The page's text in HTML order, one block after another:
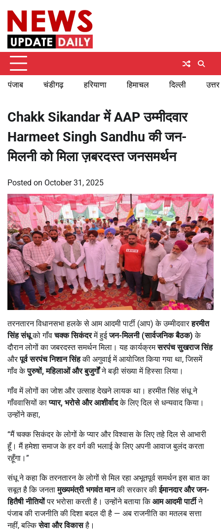
content
पंजाब चंडीगढ़ हरियाणा हिमाचल दिल्ली
Chakk Sikandar में AAP उम्मीदवार
Harmeet Singh Sandhu की जन-
मिलनी को मिला ज़बरदस्त जनसमर्थन
Posted on October 31, 2025
तरनतारन विधानसभा हलके से आम आदमी पार्टी (आप) के उम्मीदवारहरमीत
सिंह संधूको गाँवचक्क सिकंदरमें हुईजन-मिलनी (सार्वजनिक बैठक) के
दौरान लोगों का जबरदस्त समर्थन मिला। यह कार्यक्रमसरपंच सुखराज सिंह
औरपूर्व सरपंच निशान सिंहकी अगुवाई में आयोजित किया गया था, जिसमें
गाँव केपुरुषों,महिलाओं और बुजुर्गोंने बड़ी संख्या में हिस्सा लिया।
गाँव में लोगों का जोश और उत्साह देखने लायक था। हरमीत सिंह संधू ने
गाँववासियों काप्यार, भरोसे और आशीर्वादके लिए दिल से धन्यवाद किया।
उन्होंने कहा,
“मैं चक्क सिकंदर के लोगों के प्यार और विश्वास के लिए तहे दिल से आभारी
हूँ। मैं हमेशा समाज के हर वर्ग की भलाई के लिए अपनी आवाज बुलंद करता
रहूँगा।”
संधू ने कहा कि तरनतारन के लोगों से मिल रहा अभूतपूर्व समर्थन इस बात का
सबूत है कि जनतामुख्यमंत्री भगवंत मानकी सरकार कीईमानदार और जन-
हितैषी नीतियोंपर भरोसा करती है। उन्होंने बताया किआम आदमी पार्टीने
पंजाब की राजनीति की दिशा बदल दी है — अब राजनीति का मतलब सत्ता
नहीं, बल्किसेवा और विकासहै।